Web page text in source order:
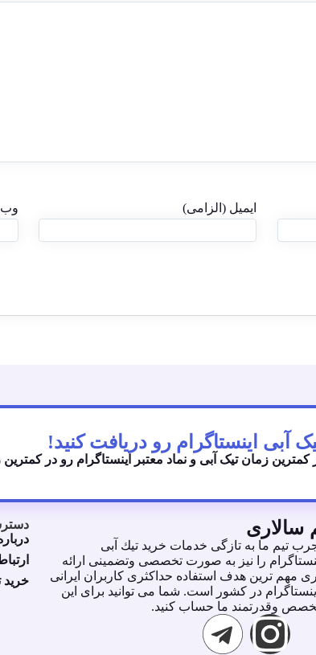
ایمیل (الزامی)
کمترین زمان تیک آبی و نماد معتبر اینستاگرام رو در
سالاری
تيم ما به تازگى خدمات خريد تيك آبى
را نيز به صورت تخصصى وتضمينى ارائه
مهم ترين هدف استفاده حداكثرى كاربران ايرانى
در كشور است. شما مى توانيد براى اين
وقدرتمند ما حساب كنيد.
خرید